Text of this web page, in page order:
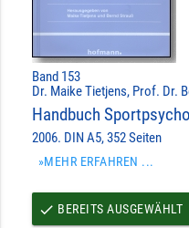
Band 153
Dr. Maike Tietjens, Prof. Dr.
Handbuch
2006. DIN A5, 352 Seiten
»MEHR ERFAHREN ...
done BEREITS AUSGEWÄHLT